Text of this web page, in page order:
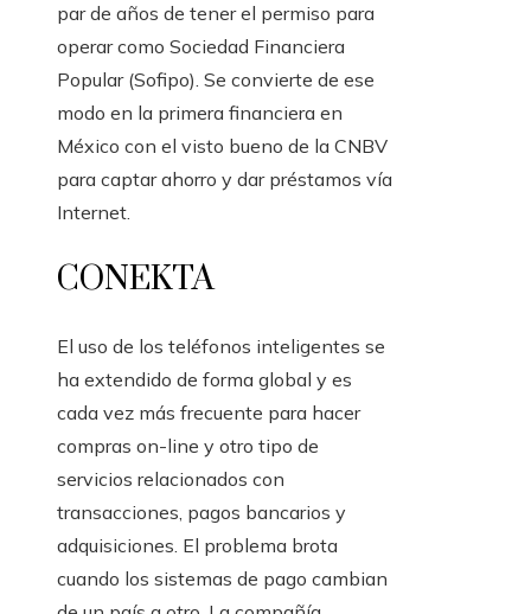
par de años de tener el permiso para
operar como Sociedad Financiera
Popular (Sofipo). Se convierte de ese
modo en la primera financiera en
México con el visto bueno de la CNBV
para captar ahorro y dar préstamos vía
Internet.
CONEKTA
El uso de los teléfonos inteligentes se
ha extendido de forma global y es
cada vez más frecuente para hacer
compras on-line y otro tipo de
servicios relacionados con
transacciones, pagos bancarios y
adquisiciones. El problema brota
cuando los sistemas de pago cambian